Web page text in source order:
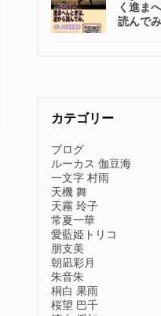
く進ま
読んでみ
カテゴリー
ブログ
ルーカス 伽豆海
一文字 村雨
天機 舞
天霧 玲子
常夏一華
愛藍姫トリコ
朋支美
朝凪彩月
朱音朱
桐白 果雨
桜望 巴千